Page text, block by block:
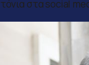
στα social